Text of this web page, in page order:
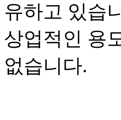
유하고 있습
상업적인 용
없습니다.